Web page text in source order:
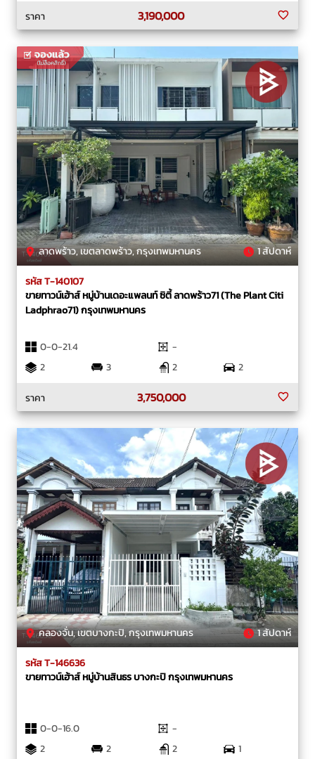
ราคา
3,190,000
ลาดพร้าว, เขตลาดพร้าว, กรุงเทพมหานคร 1 สัปดาห์
รหัส T-140107
ขายทาวน์เฮ้าส์ หมู่บ้านเดอะแพลนท์ ซิตี้ ลาดพร้าว71 (The Plant Citi
Ladphrao71) กรุงเทพมหานคร
0-0-21.4
-
2
3 2
2
ราคา
3,750,000
คลองจั่น, เขตบางกะปิ, กรุงเทพมหานคร 1 สัปดาห์
รหัส T-146636
ขายทาวน์เฮ้าส์ หมู่บ้านสินธร บางกะปิ กรุงเทพมหานคร
0-0-16.0
-
2
2 2 1